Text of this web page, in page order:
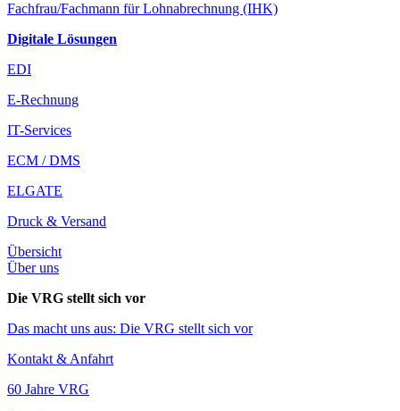
Fachfrau/Fachmann für Lohnabrechnung (IHK)
Digitale Lösungen
EDI
E-Rechnung
IT-Services
ECM / DMS
ELGATE
Druck & Versand
Übersicht
Über uns
Die VRG stellt sich vor
Das macht uns aus: Die VRG stellt sich vor
Kontakt & Anfahrt
60 Jahre VRG